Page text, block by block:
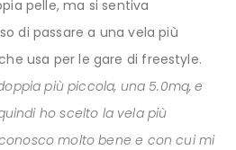
pelle, ma si sentiva
di passare a una vela più
usa per le gare di freestyle.
più piccola, una 5.0mq, e
ho scelto la vela più
molto bene e con cui mi